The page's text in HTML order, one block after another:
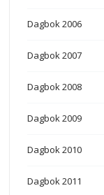
Dagbok 2006
Dagbok 2007
Dagbok 2008
Dagbok 2009
Dagbok 2010
Dagbok 2011